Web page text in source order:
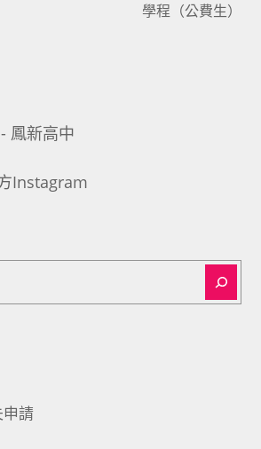
學程（公費生）
鳳新高中
Instagram
請